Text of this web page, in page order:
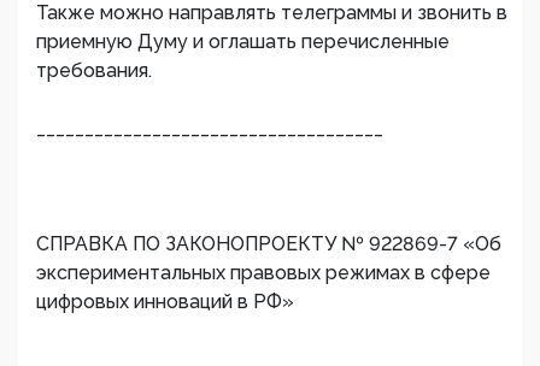
Также можно направлять телеграммы и звонить в
приемную Думу и оглашать перечисленные
требования.
СПРАВКА ПО ЗАКОНОПРОЕКТУ № 922869-7 «Об
экспериментальных правовых режимах в сфере
цифровых инноваций в РФ»